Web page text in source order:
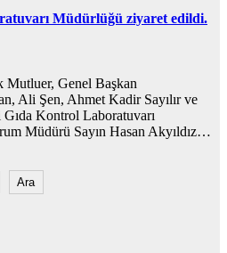
Müdürlüğü ziyaret edildi.
Mutluer, Genel Başkan
Ali Şen, Ahmet Kadir Sayılır ve
Kontrol Laboratuvarı
Müdürü Sayın Hasan Akyıldız…
Ara